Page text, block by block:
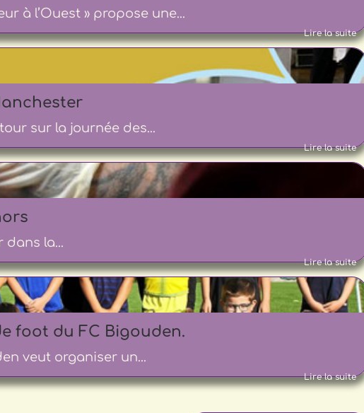
à l’Ouest » propose une...
Lire la suite
sur la journée des...
Lire la suite
dans la...
Lire la suite
foot du FC Bigouden.
veut organiser un...
Lire la suite